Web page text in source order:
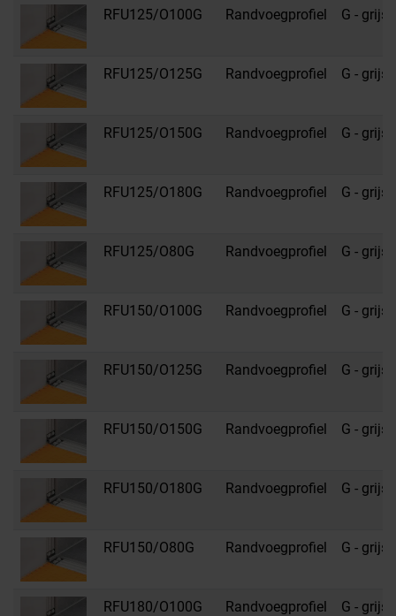
RFU125/O100G Randvoegprofiel G - grijs
RFU125/O125G Randvoegprofiel G - grijs
RFU125/O150G Randvoegprofiel G - grijs
RFU125/O180G Randvoegprofiel G - grijs
RFU125/O80G Randvoegprofiel G - grijs
RFU150/O100G Randvoegprofiel G - grijs
RFU150/O125G Randvoegprofiel G - grijs
RFU150/O150G Randvoegprofiel G - grijs
RFU150/O180G Randvoegprofiel G - grijs
RFU150/O80G Randvoegprofiel G - grijs
RFU180/O100G Randvoegprofiel G - grijs